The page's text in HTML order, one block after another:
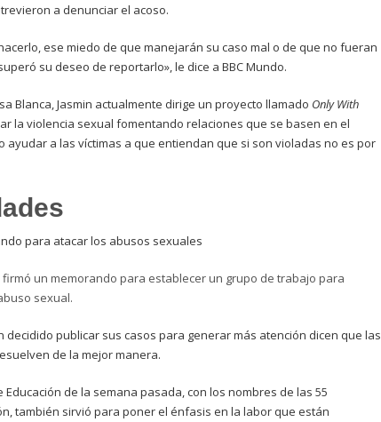
a denunciar el acoso.
ese miedo de que manejarán su caso mal o de que no fueran
su deseo de reportarlo», le dice a BBC Mundo.
Blanca, Jasmin actualmente dirige un proyecto llamado Only With
la violencia sexual fomentando relaciones que se basen en el
ayudar a las víctimas a que entiendan que si son violadas no es por
un memorando para establecer un grupo de trabajo para
sexual.
decidido publicar sus casos para generar más atención dicen que las
de la mejor manera.
de la semana pasada, con los nombres de las 55
también sirvió para poner el énfasis en la labor que están